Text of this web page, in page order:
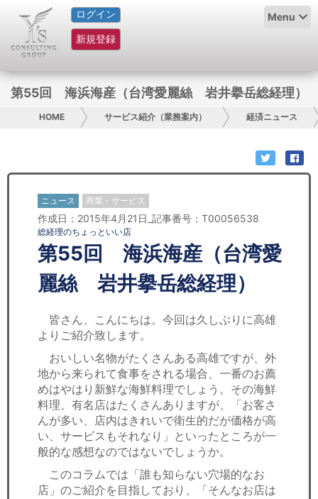
ログイン
新規登録
Menu
HOME
サービス紹介
グループ概要
日本人にPR
コンサルティング
リサーチ
セミナー
経済ニュース
労務顧問
ＩＴ
飲食店情報
第55回 海浜海産（台湾愛麗絲 岩井擧岳総経理）
HOME サービス紹介（業務案内） 経済ニュース
ニュース 商業・サービス
作成日：2015年4月21日_記事番号：T00056538
総経理のちょっといい店
第55回 海浜海産（台湾愛
麗絲 岩井擧岳総経理）
皆さん、こんにちは。今回は久しぶりに高雄
よりご紹介致します。
おいしい名物がたくさんある高雄ですが、外
地から来られて食事をされる場合、一番のお薦
めはやはり新鮮な海鮮料理でしょう。その海鮮
料理、有名店はたくさんありますが、「お客さ
んが多い、店内はきれいで衛生的だが価格が高
い、サービスもそれなり」といったところが一
般的な感想なのではないでしょうか。
このコラムでは「誰も知らない穴場的なお
店」のご紹介を目指しており、「そんなお店は